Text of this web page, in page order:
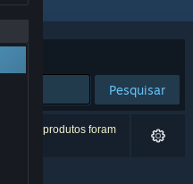
Pesquisar
3 produtos foram